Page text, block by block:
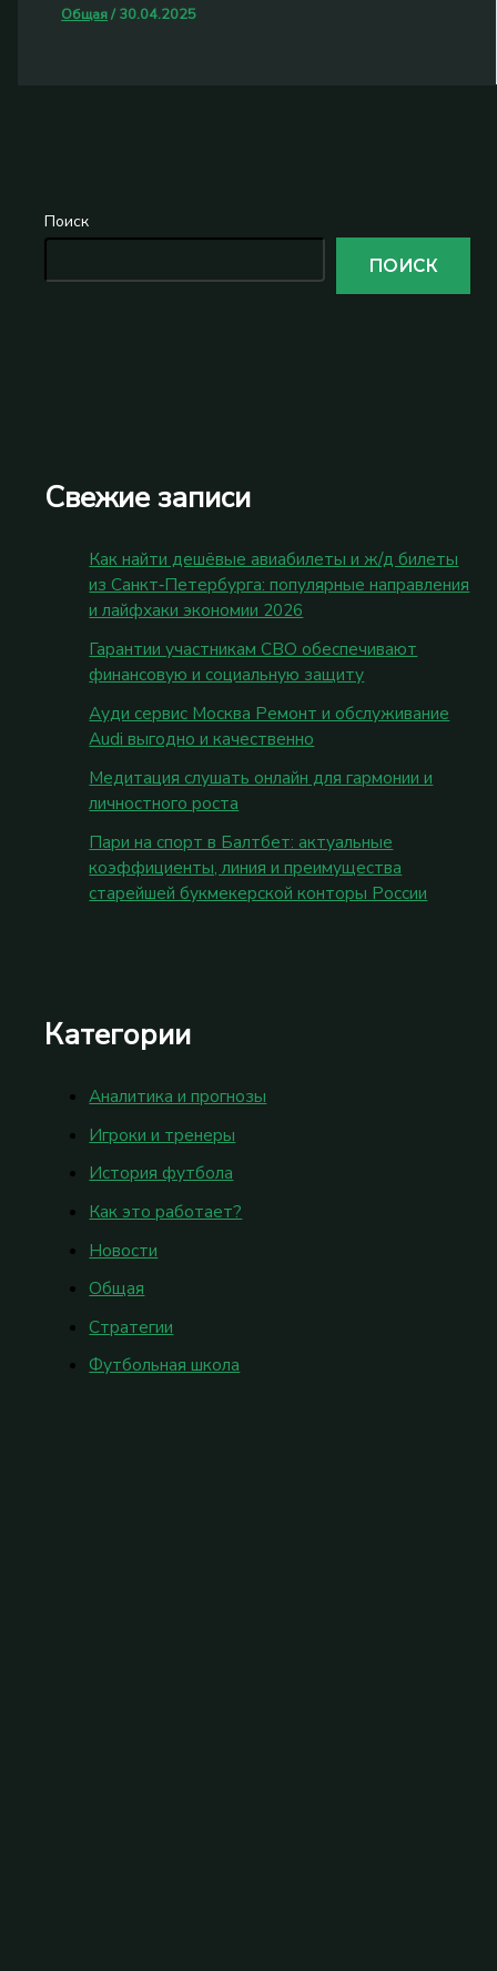
Поиск
ПОИСК
Свежие записи
Как найти дешёвые авиабилеты и ж/д билеты
из Санкт‑Петербурга: популярные направления
и лайфхаки экономии 2026
Гарантии участникам СВО обеспечивают
финансовую и социальную защиту
Ауди сервис Москва Ремонт и обслуживание
Audi выгодно и качественно
Медитация слушать онлайн для гармонии и
личностного роста
Пари на спорт в Балтбет: актуальные
коэффициенты, линия и преимущества
старейшей букмекерской конторы России
Категории
Аналитика и прогнозы
Игроки и тренеры
История футбола
Как это работает?
Новости
Общая
Стратегии
Футбольная школа
Общая/ 30.04.2025